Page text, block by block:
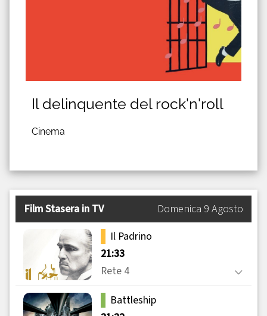
Il delinquente del rock'n'roll
Cinema